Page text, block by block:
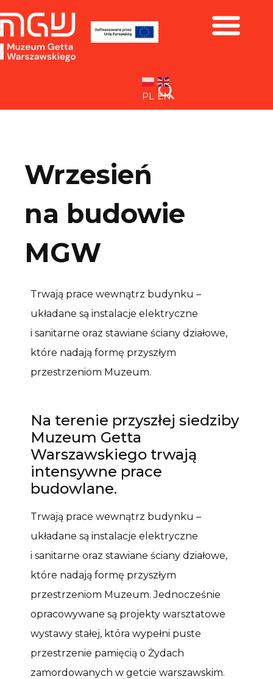
PL EN
Wrzesień
na budowie
MGW
Trwają prace wewnątrz budynku –
układane są instalacje elektryczne
i sanitarne oraz stawiane ściany działowe,
które nadają formę przyszłym
przestrzeniom Muzeum.
Na terenie przyszłej siedziby
Muzeum Getta
Warszawskiego trwają
intensywne prace
budowlane.
Trwają prace wewnątrz budynku –
układane są instalacje elektryczne
i sanitarne oraz stawiane ściany działowe,
które nadają formę przyszłym
przestrzeniom Muzeum. Jednocześnie
opracowywane są projekty warsztatowe
wystawy stałej, która wypełni puste
przestrzenie pamięcią o Żydach
zamordowanych w getcie warszawskim.